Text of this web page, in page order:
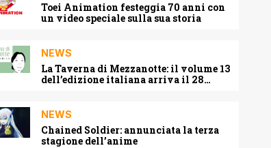
Toei Animation festeggia 70 anni con
un video speciale sulla sua storia
NEWS
La Taverna di Mezzanotte: il volume 13
dell’edizione italiana arriva il 28
NEWS
Chained Soldier: annunciata la terza
stagione dell’anime